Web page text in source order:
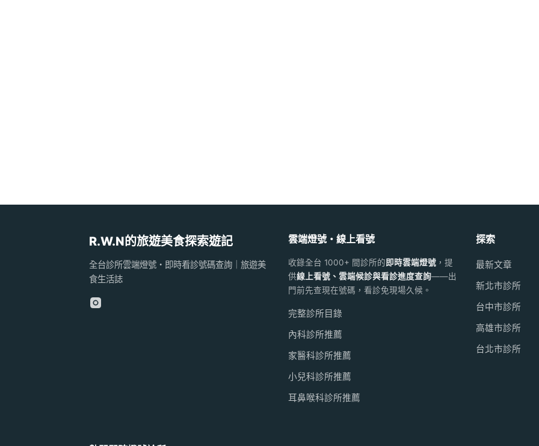
R.W.N的旅遊美食探索遊記
全台診所雲端燈號・即時看診號碼查詢｜旅遊美
食生活誌
雲端燈號・線上看號
收錄全台 1000+ 間診所的 即時雲端燈號，提
供線上看號、雲端候診與看診進度查詢——出
門前先查現在號碼，看診免現場久候。
完整診所目錄
內科診所推薦
家醫科診所推薦
小兒科診所推薦
耳鼻喉科診所推薦
探索
最新文章
新北市診所
台中市診所
高雄市診所
台北市診所